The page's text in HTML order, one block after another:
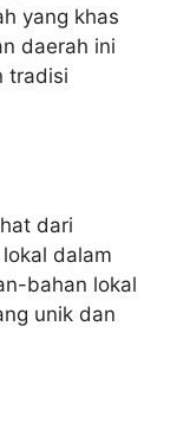
yang khas
daerah ini
tradisi
dari
dalam
bahan lokal
unik dan